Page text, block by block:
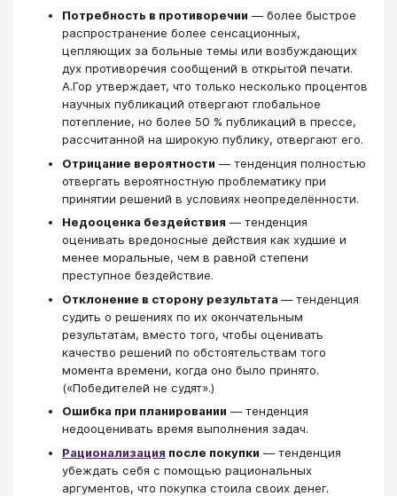
Потребность в противоречии — более быстрое
распространение более сенсационных,
цепляющих за больные темы или возбуждающих
дух противоречия сообщений в открытой печати.
А.Гор утверждает, что только несколько процентов
научных публикаций отвергают глобальное
потепление, но более 50 % публикаций в прессе,
рассчитанной на широкую публику, отвергают его.
Отрицание вероятности — тенденция полностью
отвергать вероятностную проблематику при
принятии решений в условиях неопределённости.
Недооценка бездействия — тенденция
оценивать вредоносные действия как худшие и
менее моральные, чем в равной степени
преступное бездействие.
Отклонение в сторону результата — тенденция
судить о решениях по их окончательным
результатам, вместо того, чтобы оценивать
качество решений по обстоятельствам того
момента времени, когда оно было принято.
(«Победителей не судят».)
Ошибка при планировании — тенденция
недооценивать время выполнения задач.
Рационализация после покупки — тенденция
убеждать себя с помощью рациональных
аргументов, что покупка стоила своих денег.